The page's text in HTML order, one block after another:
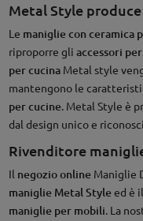
Metal Style
Le maniglie con ceramica
riproporre gli accessori
per cucinaMetal style
mantengono le
per cucine. Metal Style è
dal design unico e
Rivenditore
Il negozio onlineManiglie
maniglie Metal Styleed è
maniglie per mobili. La